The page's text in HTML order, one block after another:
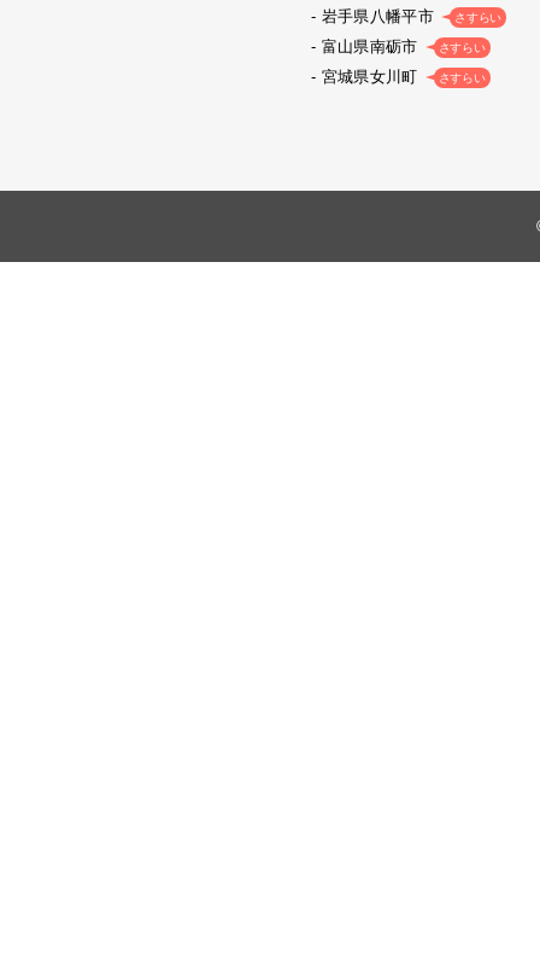
岩手県八幡平市 さすらい
富山県南砺市 さすらい
宮城県女川町 さすらい